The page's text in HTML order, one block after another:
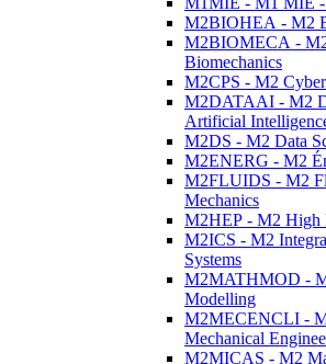
M2BIOHEA - M2
M2BIOMECA -
Biomechanics
M2CPS - M2
M2DATAAI - M2
Artificial
M2DS - M2 Data
M2ENERG - M2
M2FLUIDS - M2
Mechanics
M2HEP - M2 High
M2ICS - M2
Systems
M2MATHMOD -
Modelling
M2MECENCLI -
Mechanical
M2MICAS - M2